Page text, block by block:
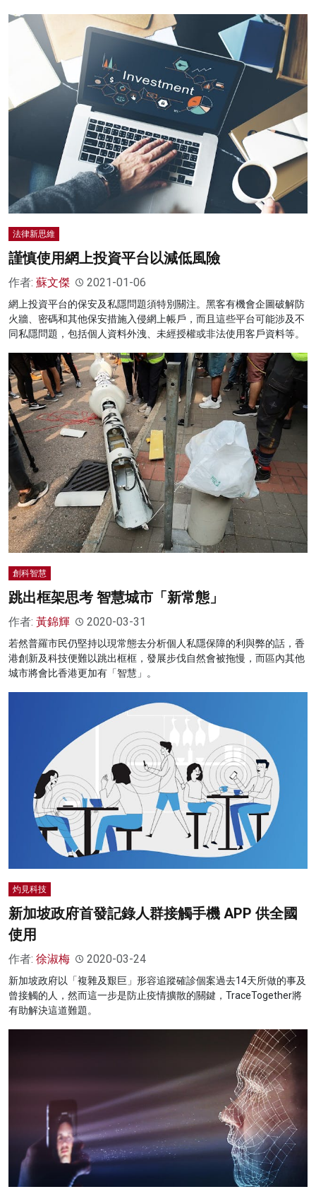
法律新思維
謹慎使用網上投資平台以減低風險
作者: 蘇文傑 2021-01-06
網上投資平台的保安及私隱問題須特別關注。黑客有機會企圖破解防
火牆、密碼和其他保安措施入侵網上帳戶，而且這些平台可能涉及不
同私隱問題，包括個人資料外洩、未經授權或非法使用客戶資料等。
創科智慧
跳出框架思考 智慧城市「新常態」
作者: 黃錦輝 2020-03-31
若然普羅市民仍堅持以現常態去分析個人私隱保障的利與弊的話，香
港創新及科技便難以跳出框框，發展步伐自然會被拖慢，而區內其他
城市將會比香港更加有「智慧」。
灼見科技
新加坡政府首發記錄人群接觸手機 APP 供全國
使用
作者: 徐淑梅 2020-03-24
新加坡政府以「複雜及艱巨」形容追蹤確診個案過去14天所做的事及
曾接觸的人，然而這一步是防止疫情擴散的關鍵，TraceTogether將
有助解決這道難題。